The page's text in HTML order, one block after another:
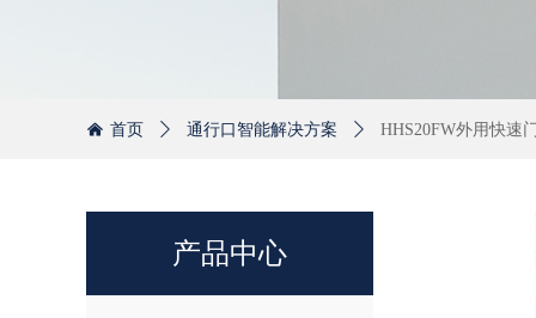
낀 首页 ꄲ 通行口智能解决方案 ꄲ HHS20FW外用快速
产品中心